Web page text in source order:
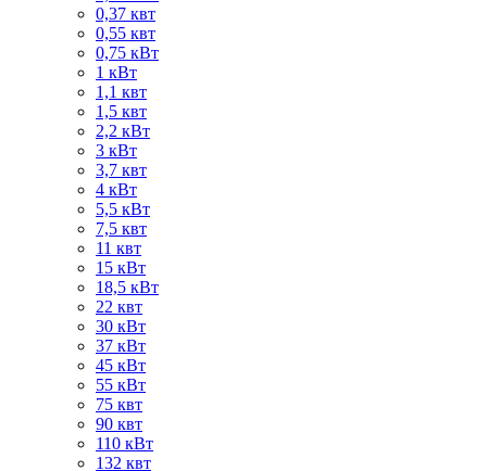
0,37 квт
0,55 квт
0,75 кВт
1 кВт
1,1 квт
1,5 квт
2,2 кВт
3 кВт
3,7 квт
4 кВт
5,5 кВт
7,5 квт
11 квт
15 кВт
18,5 кВт
22 квт
30 кВт
37 кВт
45 кВт
55 кВт
75 квт
90 квт
110 кВт
132 квт